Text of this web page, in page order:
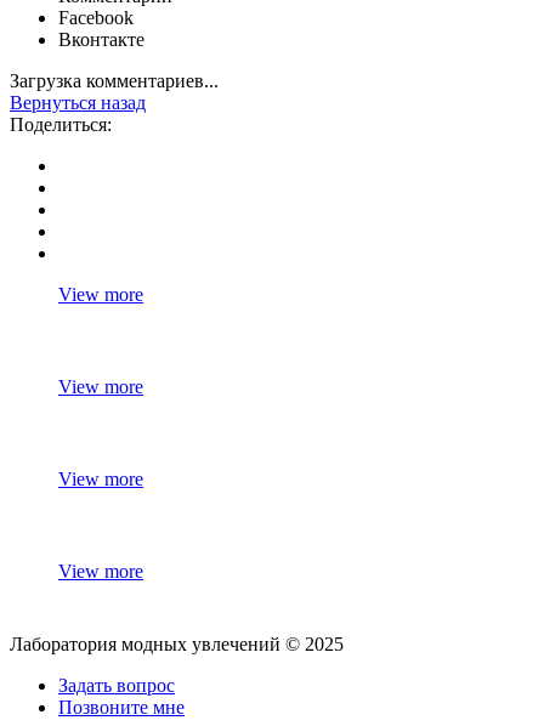
Facebook
Вконтакте
Загрузка комментариев...
Вернуться назад
Поделиться:
View more
View more
View more
View more
Лаборатория модных увлечений © 2025
Задать вопрос
Позвоните мне